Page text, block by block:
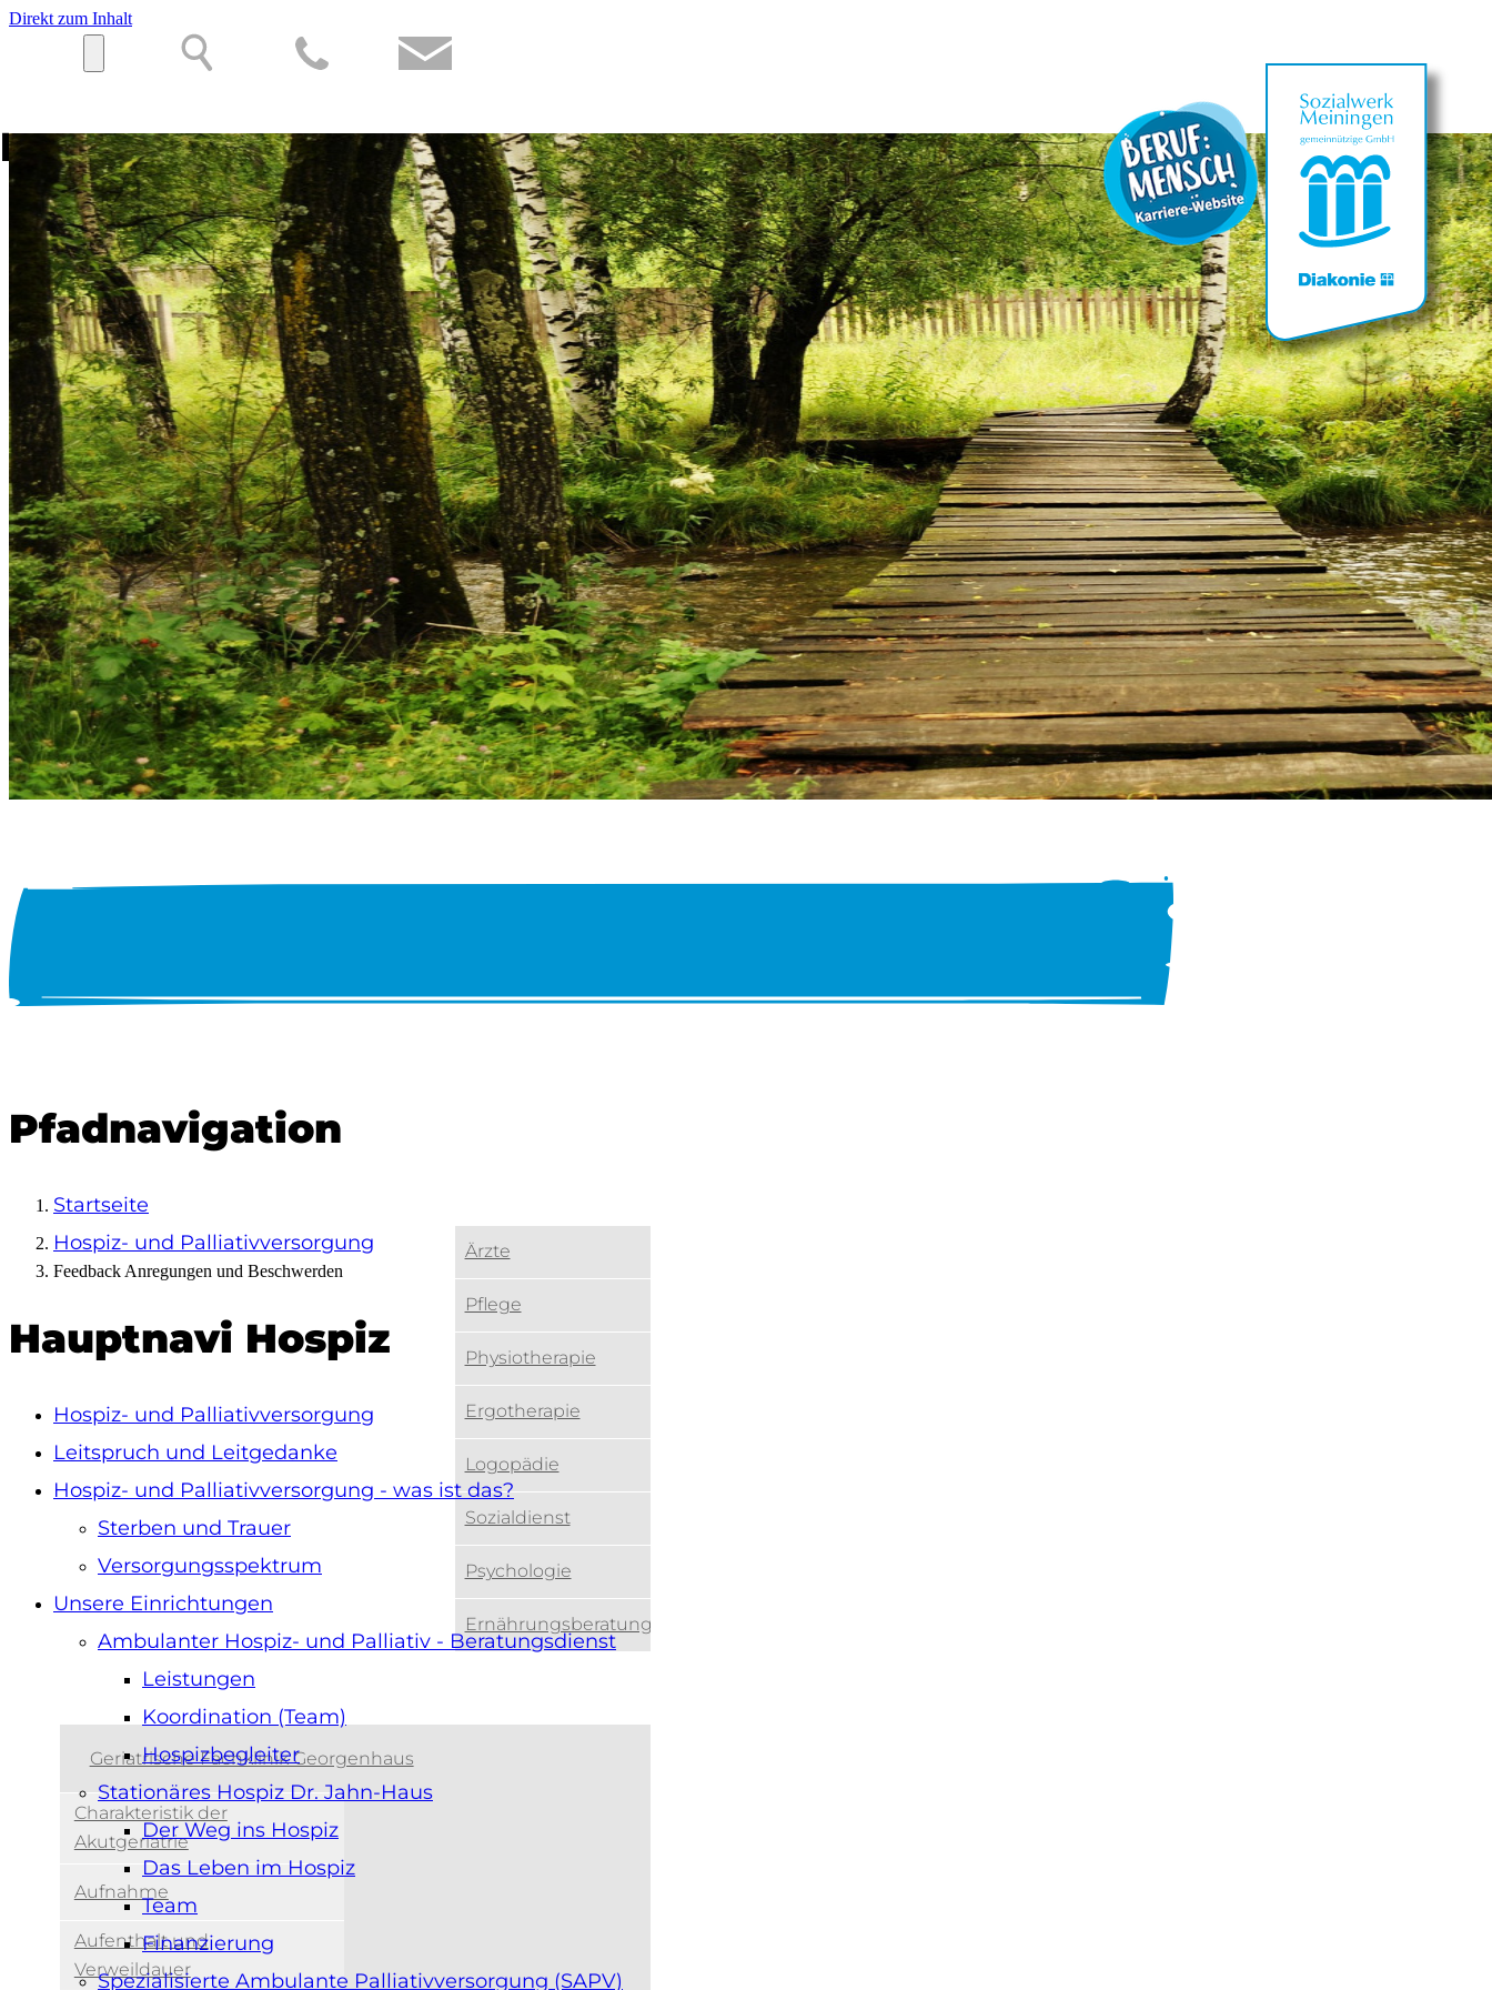
Direkt zum Inhalt
Hauptnavigation
Startseite
Sozialwerk Meiningen
Sozialwerk Meiningen
gGmbH
Leitbild
Aktuelles
Organisation
Management
Beauftragte
Aufsichtsrat
Altersmedizin
Was ist Altersmedizin?
Ärzte
Pflege
Physiotherapie
Ergotherapie
Logopädie
Sozialdienst
Psychologie
Ernährungsberatung
Unsere Einrichtungen
Geriatrische Fachklinik Georgenhaus
Charakteristik der
Akutgeriatrie
Aufnahme
Aufenthalt und
Verweildauer
Pfadnavigation
Startseite
Hospiz- und Palliativversorgung
Feedback Anregungen und Beschwerden
Hauptnavi Hospiz
Hospiz- und Palliativversorgung
Leitspruch und Leitgedanke
Hospiz- und Palliativversorgung - was ist das?
Sterben und Trauer
Versorgungsspektrum
Unsere Einrichtungen
Ambulanter Hospiz- und Palliativ - Beratungsdienst
Leistungen
Koordination (Team)
Hospizbegleiter
Stationäres Hospiz Dr. Jahn-Haus
Der Weg ins Hospiz
Das Leben im Hospiz
Team
Finanzierung
Spezialisierte Ambulante Palliativversorgung (SAPV)